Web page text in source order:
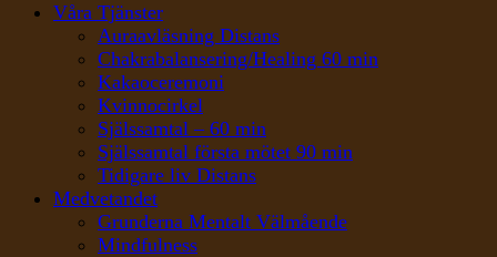
Våra Tjänster
Auraavläsning Distans
Chakrabalansering/Healing 60 min
Kakaoceremoni
Kvinnocirkel
Själssamtal – 60 min
Själssamtal första mötet 90 min
Tidigare liv Distans
Medvetandet
Grunderna Mentalt Välmående
Mindfulness